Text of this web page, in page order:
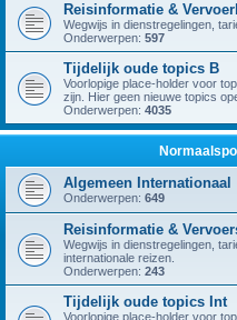
Reisinformatie &
Wegwijs in dienstregelingen,
Onderwerpen: 597
Tijdelijk oude topics B
Voorlopige place-holder voor
zijn. Hier geen nieuwe topics
Onderwerpen: 4035
Algemeen Internationaal
Onderwerpen: 649
Reisinformatie &
Wegwijs in dienstregelingen,
internationale reizen.
Onderwerpen: 243
Tijdelijk oude topics Int
Voorlopige place-holder voor